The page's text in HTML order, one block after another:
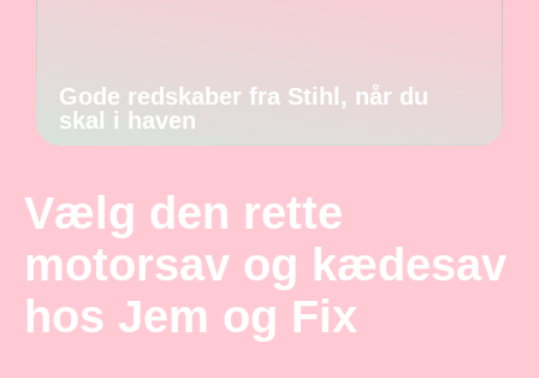
Gode redskaber fra Stihl, når du
skal i haven
Vælg den rette
motorsav og kædesav
hos Jem og Fix